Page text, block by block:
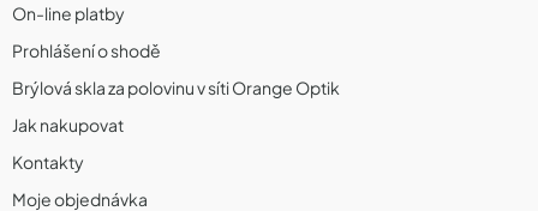
On-line platby
Prohlášení o shodě
Brýlová skla za polovinu v síti Orange Optik
Jak nakupovat
Kontakty
Moje objednávka